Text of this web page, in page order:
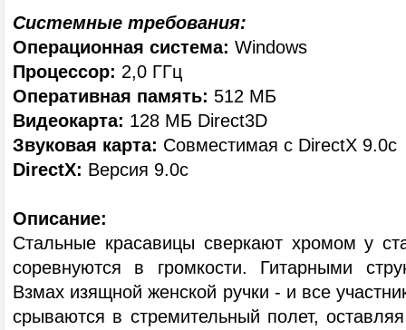
Системные требования:
Операционная система: Windows
Процессор: 2,0 ГГц
Оперативная память: 512 МБ
Видеокарта: 128 МБ Direct3D
Звуковая карта: Совместимая с DirectX 9.0c
DirectX: Версия 9.0c
Описание:
Стальные красавицы сверкают хромом у
соревнуются в громкости. Гитарными
Взмах изящной женской ручки - и все
срываются в стремительный полет,